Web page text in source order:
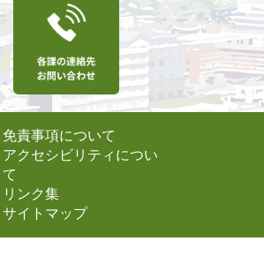
免責事項について
アクセシビリティについ
て
リンク集
サイトマップ